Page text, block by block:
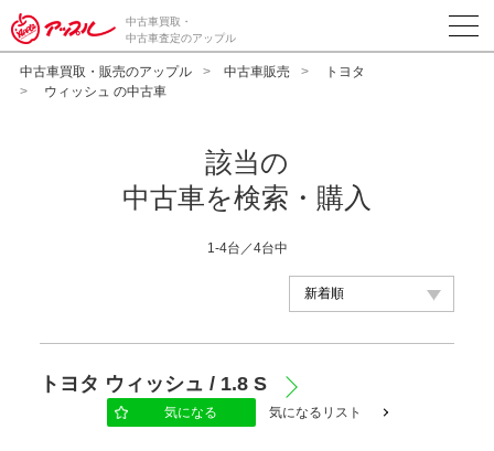
中古車買取・
中古車査定のアップル
中古車買取・販売のアップル 中古車販売
トヨタ
ウィッシュ の中古車
該当の
中古車を検索・購入
1-4台／4台中
トヨタ ウィッシュ / 1.8 S
気になる 気になるリスト